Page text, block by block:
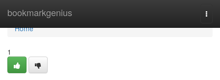
bookmarkgenius
Home
Home
1